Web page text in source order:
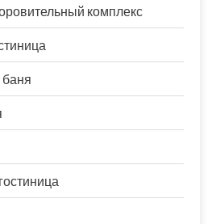
комплекс